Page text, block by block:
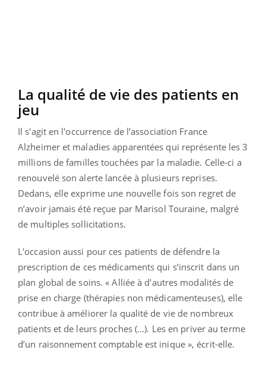
La qualité de vie des patients en
jeu
Il s'agit en l'occurrence de l’association France
Alzheimer et maladies apparentées qui représente les 3
millions de familles touchées par la maladie. Celle-ci a
renouvelé son alerte lancée à plusieurs reprises.
Dedans, elle exprime une nouvelle fois son regret de
n’avoir jamais été reçue par Marisol Touraine, malgré
de multiples sollicitations.
L'occasion aussi pour ces patients de défendre la
prescription de ces médicaments qui s’inscrit dans un
plan global de soins. « Alliée à d'autres modalités de
prise en charge (thérapies non médicamenteuses), elle
contribue à améliorer la qualité de vie de nombreux
patients et de leurs proches (...). Les en priver au terme
d’un raisonnement comptable est inique », écrit-elle.